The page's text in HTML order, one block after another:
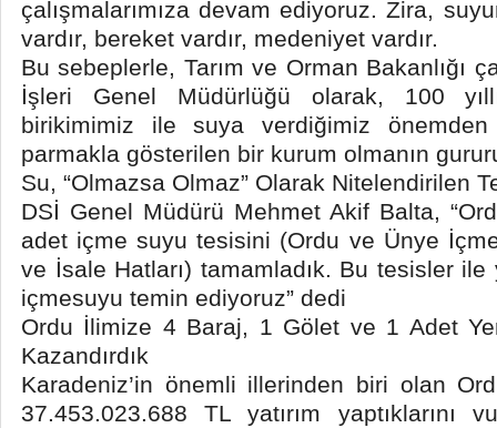
çalışmalarımıza devam ediyoruz. Zira,
vardır, bereket vardır, medeniyet vardır.
Bu sebeplerle, Tarım ve Orman Bakanlığı
İşleri Genel Müdürlüğü olarak, 100
birikimimiz ile suya verdiğimiz
parmakla gösterilen bir kurum olmanın
Su, “Olmazsa Olmaz” Olarak Nitelendirilen
DSİ Genel Müdürü Mehmet Akif Balta,
adet içme suyu tesisini (Ordu ve Ünye
ve İsale Hatları) tamamladık. Bu tesisler ile
içmesuyu temin ediyoruz” dedi
Ordu İlimize 4 Baraj, 1 Gölet ve 1 Adet
Kazandırdık
Karadeniz’in önemli illerinden biri olan
37.453.023.688 TL yatırım yaptıklarını